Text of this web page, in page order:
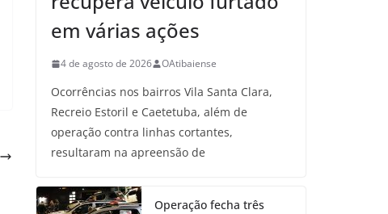
em várias ações
4 de agosto de 2026 OAtibaiense
Ocorrências nos bairros Vila Santa Clara,
Recreio Estoril e Caetetuba, além de
operação contra linhas cortantes,
resultaram na apreensão de
Operação fecha três